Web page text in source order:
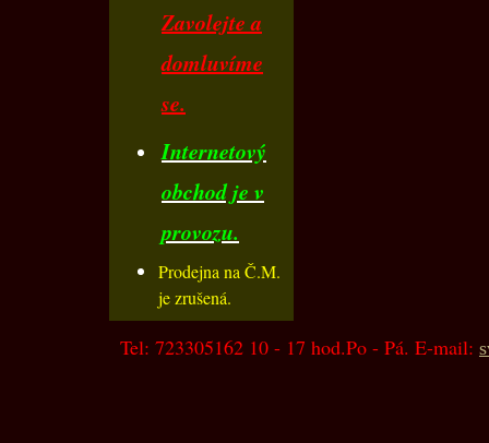
Zavolejte a
domluvíme
se.
Internetový
obchod je v
provozu.
Prodejna na Č.M.
je zrušená.
Tel: 723305162 10 - 17 hod.Po - Pá. E-mail: